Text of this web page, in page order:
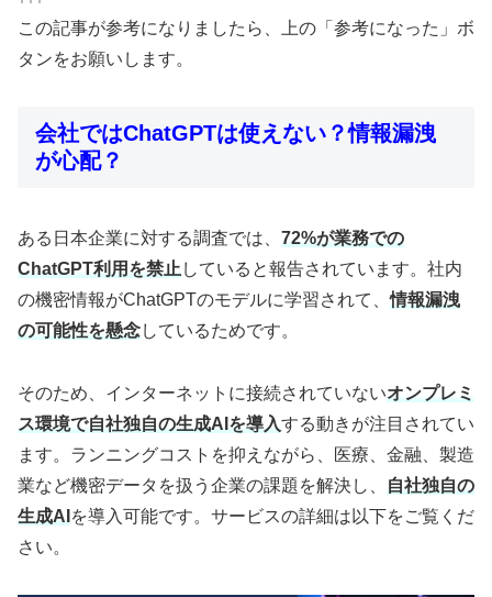
この記事が参考になりましたら、上の「参考になった」ボ
タンをお願いします。
会社ではChatGPTは使えない？情報漏洩
が心配？
ある日本企業に対する調査では、 72%が業務での
ChatGPT利用を禁止 していると報告されています。社内
の機密情報がChatGPTのモデルに学習されて、情報漏洩
の可能性を懸念しているためです。
そのため、インターネットに接続されていないオンプレミ
ス環境で自社独自の生成AIを導入する動きが注目されてい
ます。ランニングコストを抑えながら、医療、金融、製造
業など機密データを扱う企業の課題を解決し、
自社独自の
生成AI を導入可能です。サービスの詳細は以下をご覧くだ
さい。